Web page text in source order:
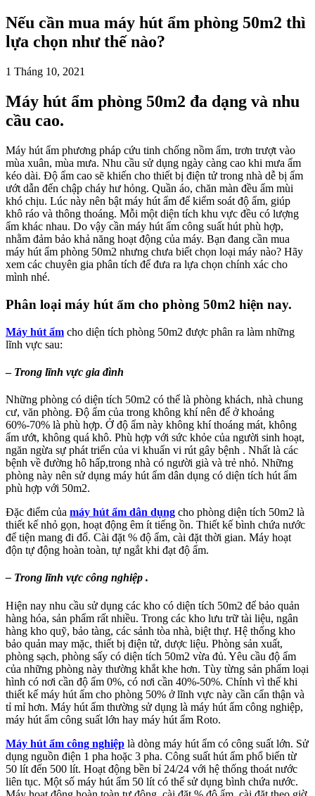
Nếu cần mua máy hút ẩm phòng 50m2 thì
lựa chọn như thế nào?
1 Tháng 10, 2021
Máy hút ẩm phòng 50m2 đa dạng và nhu
cầu cao.
Máy hút ẩm phương pháp cứu tinh chống nồm ẩm, trơn trượt vào
mùa xuân, mùa mưa. Nhu cầu sử dụng ngày càng cao khi mưa ẩm
kéo dài. Độ ẩm cao sẽ khiến cho thiết bị điện tử trong nhà dễ bị ẩm
ướt dẫn đến chập cháy hư hỏng. Quần áo, chăn màn đều ẩm mùi
khó chịu. Lúc này nên bật máy hút ẩm để kiểm soát độ ẩm, giúp
khô ráo và thông thoáng. Mỗi một diện tích khu vực đều có lượng
ẩm khác nhau. Do vậy cần máy hút ẩm công suất hút phù hợp,
nhằm đảm bảo khả năng hoạt động của máy. Bạn đang cần mua
máy hút ẩm phòng 50m2 nhưng chưa biết chọn loại máy nào? Hãy
xem các chuyên gia phân tích để đưa ra lựa chọn chính xác cho
mình nhé.
Phân loại máy hút ẩm cho phòng 50m2 hiện nay.
Máy hút ẩm cho diện tích phòng 50m2 được phân ra làm những
lĩnh vực sau:
– Trong lĩnh vực gia đình
Những phòng có diện tích 50m2 có thể là phòng khách, nhà chung
cư, văn phòng. Độ ẩm của trong không khí nên để ở khoảng
60%-70% là phù hợp. Ở độ ẩm này không khí thoáng mát, không
ẩm ướt, không quá khô. Phù hợp với sức khỏe của người sinh hoạt,
ngăn ngừa sự phát triển của vi khuẩn vi rút gây bệnh . Nhất là các
bệnh về đường hô hấp,trong nhà có người già và trẻ nhỏ. Những
phòng này nên sử dụng máy hút ẩm dân dụng có diện tích hút ẩm
phù hợp với 50m2.
Đặc điểm của máy hút ẩm dân dụng cho phòng diện tích 50m2 là
thiết kế nhỏ gọn, hoạt động êm ít tiếng ồn. Thiết kế bình chứa nước
để tiện mang đi đổ. Cài đặt % độ ẩm, cài đặt thời gian. Máy hoạt
độn tự động hoàn toàn, tự ngắt khi đạt độ ẩm.
– Trong lĩnh vực công nghiệp .
Hiện nay nhu cầu sử dụng các kho có diện tích 50m2 để bảo quản
hàng hóa, sản phẩm rất nhiều. Trong các kho lưu trữ tài liệu, ngân
hàng kho quỹ, bảo tàng, các sảnh tòa nhà, biệt thự. Hệ thống kho
bảo quản may mặc, thiết bị điện tử, dược liệu. Phòng sản xuất,
phòng sạch, phòng sấy có diện tích 50m2 vừa đủ. Yêu cầu độ ẩm
của những phòng này thường khắt khe hơn. Tùy từng sản phẩm loại
hình có nơi cần độ ẩm 0%, có nơi cần 40%-50%. Chính vì thế khi
thiết kế máy hút ẩm cho phòng 50% ở lĩnh vực này cần cẩn thận và
tỉ mỉ hơn. Máy hút ẩm thường sử dụng là máy hút ẩm công nghiệp,
máy hút ẩm công suất lớn hay máy hút ẩm Roto.
Máy hút ẩm công nghiệp là dòng máy hút ẩm có công suất lớn. Sử
dụng nguồn điện 1 pha hoặc 3 pha. Công suất hút ẩm phổ biến từ
50 lít đến 500 lít. Hoạt động bền bỉ 24/24 với hệ thống thoát nước
liên tục. Một số máy hút ẩm 50 lít có thể sử dụng bình chứa nước.